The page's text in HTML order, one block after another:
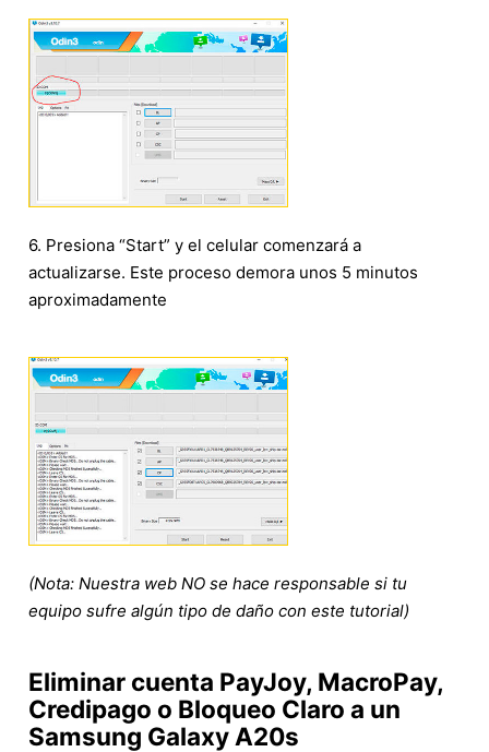
6. Presiona “Start” y el celular comenzará a
actualizarse. Este proceso demora unos 5 minutos
aproximadamente
(Nota: Nuestra web NO se hace responsable si tu
equipo sufre algún tipo de daño con este tutorial)
Eliminar cuenta PayJoy, MacroPay,
Credipago o Bloqueo Claro a un
Samsung Galaxy A20s